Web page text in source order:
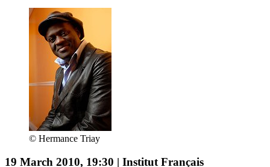
© Hermance Triay
19 March 2010, 19:30 | Institut Français